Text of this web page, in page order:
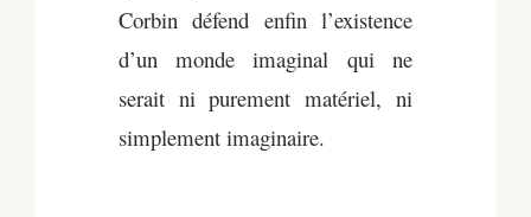
Corbin défend enfin l’existence
d’un monde imaginal qui ne
serait ni purement matériel, ni
simplement imaginaire.